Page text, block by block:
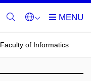
Faculty of Informatics